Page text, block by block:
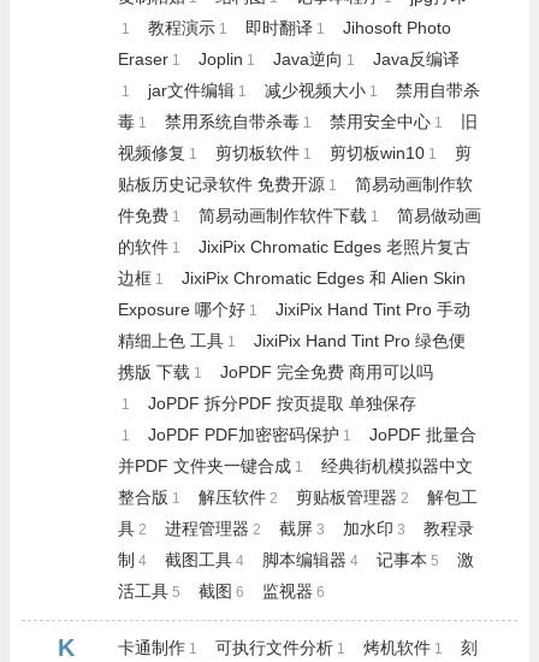
1 教程演示 1 即时翻译 1
Jihosoft Photo
Eraser 1 Joplin 1 Java逆向 1 Java反编译
1 jar文件编辑 1 减少视频大小 1
禁用自带杀
毒 1 禁用系统自带杀毒 1 禁用安全中心 1
旧
视频修复 1 剪切板软件 1 剪切板win10 1
剪
贴板历史记录软件 免费开源 1
简易动画制作软
件免费 1 简易动画制作软件下载 1
简易做动画
的软件 1
JixiPix Chromatic Edges 老照片复古
边框 1
JixiPix Chromatic Edges 和 Alien Skin
Exposure 哪个好 1
JixiPix Hand Tint Pro 手动
精细上色 工具 1
JixiPix Hand Tint Pro 绿色便
携版 下载 1 JoPDF 完全免费 商用可以吗
1 JoPDF 拆分PDF 按页提取 单独保存
1 JoPDF PDF加密密码保护 1
JoPDF 批量合
并PDF 文件夹一键合成 1
经典街机模拟器中文
整合版 1 解压软件 2 剪贴板管理器 2
解包工
具 2 进程管理器 2 截屏 3 加水印 3
教程录
制 4 截图工具 4 脚本编辑器 4 记事本 5
激
活工具 5 截图 6 监视器 6
K 卡通制作 1 可执行文件分析 1 烤机软件 1
刻